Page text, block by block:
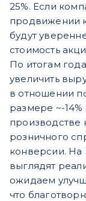
25%. Если
продвижении
будут
стоимость
По итогам
увеличить
в отношении
размере ~-14%
производстве
розничного
конверсии. На
выглядят
ожидаем
что